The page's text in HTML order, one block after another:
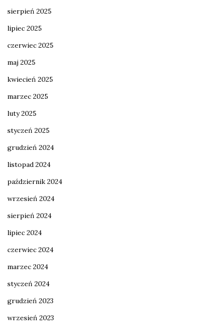
sierpień 2025
lipiec 2025
czerwiec 2025
maj 2025
kwiecień 2025
marzec 2025
luty 2025
styczeń 2025
grudzień 2024
listopad 2024
październik 2024
wrzesień 2024
sierpień 2024
lipiec 2024
czerwiec 2024
marzec 2024
styczeń 2024
grudzień 2023
wrzesień 2023